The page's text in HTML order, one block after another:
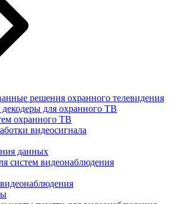
решения охранного телевидения
для охранного ТВ
охранного ТВ
видеосигнала
данных
систем видеонаблюдения